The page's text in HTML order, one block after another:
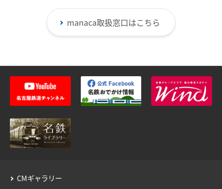
バリアフリー情報
駅集中管理システム
名鉄出札係員配置駅のご案内
線路の近接工事
用地境界
manaca取扱窓口はこちら
CMギャラリー